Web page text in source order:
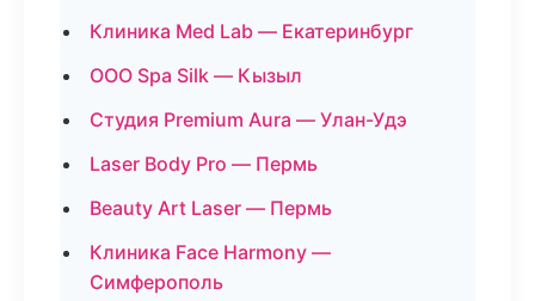
Клиника Med Lab — Екатеринбург
ООО Spa Silk — Кызыл
Студия Premium Aura — Улан-Удэ
Laser Body Pro — Пермь
Beauty Art Laser — Пермь
Клиника Face Harmony —
Симферополь